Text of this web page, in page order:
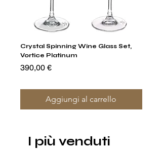
Crystal Spinning Wine Glass Set,
Vortice Platinum
Prezzo
390,00 €
Aggiungi al carrello
I più venduti